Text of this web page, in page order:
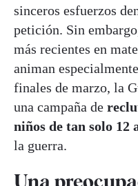
sinceros esfuerzos
petición. Sin
más recientes en
animan
finales de marzo, la
una campaña de
niños de tan solo 12
la guerra.
Una